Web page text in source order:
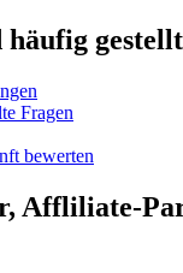
Fragen
bewerten
Affliliate-